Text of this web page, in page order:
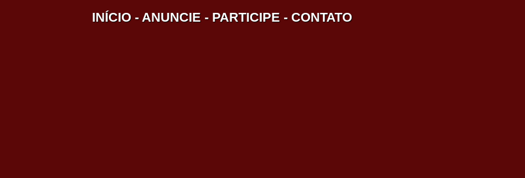
INÍCIO -ANUNCIE - PARTICIPE - CONTATO